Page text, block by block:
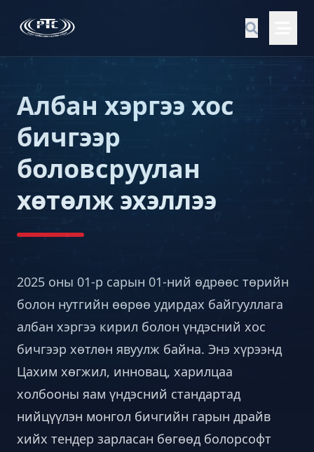
Албан хэргээ хос
бичгээр
боловсруулан
хөтөлж эхэллээ
2025 оны 01-р сарын 01-ний өдрөөс төрийн
болон нутгийн өөрөө удирдах байгууллага
албан хэргээ кирил болон үндэсний хос
бичгээр хөтлөн явуулж байна. Энэ хүрээнд
Цахим хөгжил, инновац, харилцаа
холбооны яам үндэсний стандартад
нийцүүлэн монгол бичгийн гарын драйв
хийх тендер зарласан бөгөөд болорсофт